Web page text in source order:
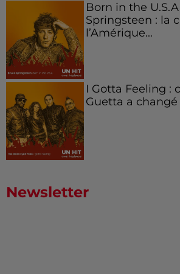
Born in the
Springsteen : la
l’Amérique...
I Gotta Feeling :
Guetta a changé
Newsletter